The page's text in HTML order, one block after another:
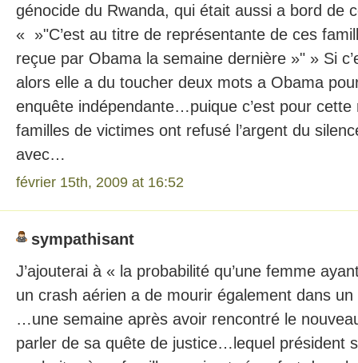
génocide du Rwanda, qui était aussi a bord de
« »"C’est au titre de représentante de ces
reçue par Obama la semaine dernière »" » Si
alors elle a du toucher deux mots a Obama pour
enquête indépendante…puique c’est pour cette
familles de victimes ont refusé l’argent du
avec…
février 15th, 2009 at 16:52
sympathisant
J’ajouterai à « la probabilité qu’une femme
un crash aérien a de mourir également dans
…une semaine après avoir rencontré le
parler de sa quête de justice…lequel président